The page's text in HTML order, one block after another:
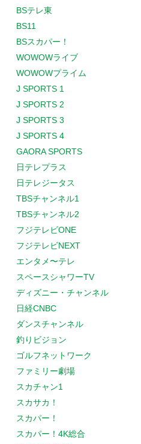
BSテレ東
BS11
BSスカパー！
WOWOWライブ
WOWOWプライム
J SPORTS 1
J SPORTS 2
J SPORTS 3
J SPORTS 4
GAORA SPORTS
日テレプラス
日テレジータス
TBSチャンネル1
TBSチャンネル2
フジテレビONE
フジテレビNEXT
エンタメ〜テレ
スペースシャワーTV
ディズニー・チャンネル
日経CNBC
ダンスチャンネル
釣りビジョン
ゴルフネットワーク
ファミリー劇場
スカチャン1
スカサカ！
スカパー！
スカパー！4K総合